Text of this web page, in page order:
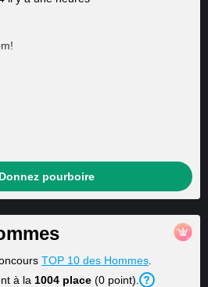
Donnez pourboire
TOP 10 des Hommes
à la 1004 place (0 point).